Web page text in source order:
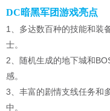
DC暗黑军团游戏亮点
1、多达数百种的技能和装
士。
2、随机生成的地下城和
感。
3、丰富的剧情支线任务和
中。